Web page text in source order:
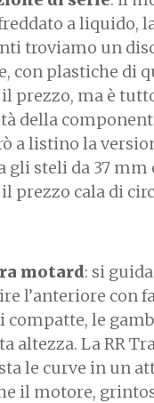
a liquido,
troviamo un
con plastiche di
il prezzo, ma è
della
a listino la
gli steli da 37
prezzo cala di
motard: si
l’anteriore con
le
altezza. La RR
le curve in un
il motore,